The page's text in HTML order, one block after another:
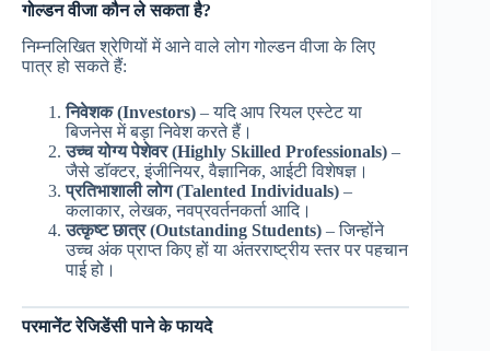
गोल्डन वीजा कौन ले सकता है?
निम्नलिखित श्रेणियों में आने वाले लोग गोल्डन वीजा के लिए
पात्र हो सकते हैं:
निवेशक (Investors) – यदि आप रियल एस्टेट या
बिजनेस में बड़ा निवेश करते हैं।
उच्च योग्य पेशेवर (Highly Skilled Professionals) –
जैसे डॉक्टर, इंजीनियर, वैज्ञानिक, आईटी विशेषज्ञ।
प्रतिभाशाली लोग (Talented Individuals) –
कलाकार, लेखक, नवप्रवर्तनकर्ता आदि।
उत्कृष्ट छात्र (Outstanding Students) – जिन्होंने
उच्च अंक प्राप्त किए हों या अंतरराष्ट्रीय स्तर पर पहचान
पाई हो।
परमानेंट रेजिडेंसी पाने के फायदे